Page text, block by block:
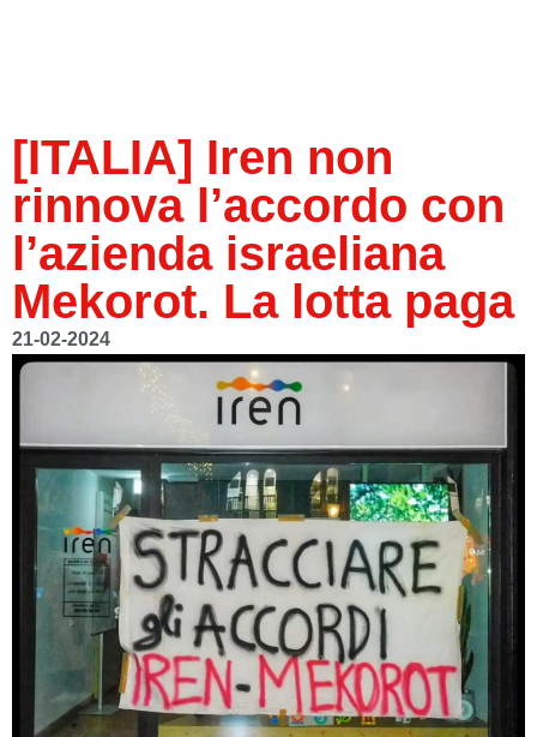
[ITALIA] Iren non
rinnova l’accordo con
l’azienda israeliana
Mekorot. La lotta paga
21-02-2024